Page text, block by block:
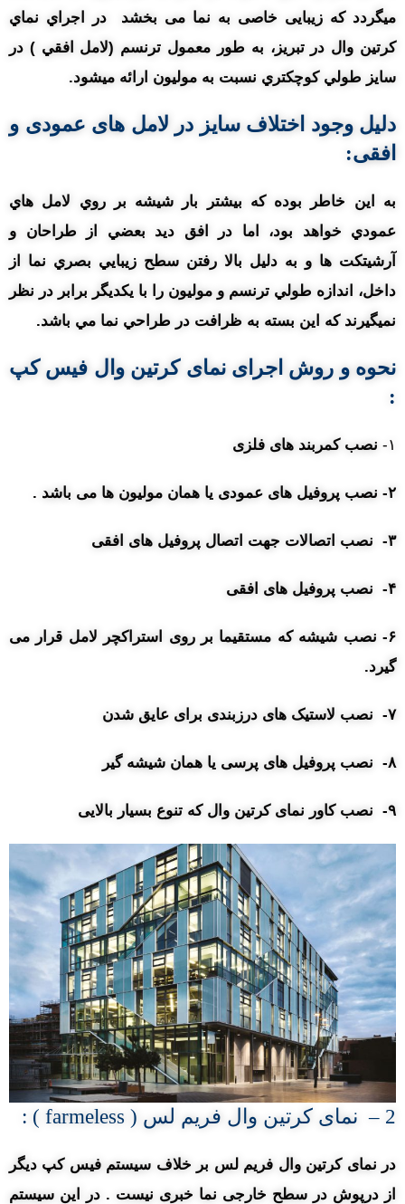
میگردد که زیبایی خاصی به نما می بخشد در اجراي نماي
کرتين وال در تبریز، به طور معمول ترنسم (لامل افقي ) در
سايز طولي کوچکتري نسبت به موليون ارائه ميشود.
دلیل وجود اختلاف سايز در لامل های عمودی و
افقی:
به اين خاطر بوده که بيشتر بار شيشه بر روي لامل هاي
عمودي خواهد بود، اما در افق ديد بعضي از طراحان و
آرشيتکت ها و به دليل بالا رفتن سطح زيبايي بصري نما از
داخل، اندازه طولي ترنسم و موليون را با يکديگر برابر در نظر
نميگيرند که اين بسته به ظرافت در طراحي نما مي باشد.
نحوه و روش اجرای نمای کرتین وال فیس کپ
:
۱- نصب کمربند های فلزی
۲- نصب پروفیل های عمودی یا همان مولیون ها می باشد .
۳- نصب اتصالات جهت اتصال پروفیل های افقی
۴- نصب پروفیل های افقی
۶- نصب شیشه که مستقیما بر روی استراکچر لامل قرار می
گیرد.
۷- نصب لاستیک های درزبندی برای عایق شدن
۸- نصب پروفیل های پرسی یا همان شیشه گیر
۹- نصب کاور نمای کرتین وال که تنوع بسیار بالایی
2 – نمای کرتین وال فریم لس ( farmeless ) :
در نمای کرتین وال فریم لس بر خلاف سیستم فیس کپ دیگر
از درپوش در سطح خارجی نما خبری نیست . در این سیستم